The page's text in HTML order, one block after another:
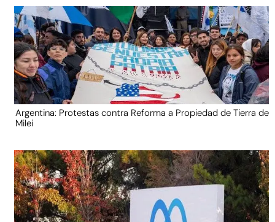
Argentina: Protestas contra Reforma a Propiedad de Tierra de
Milei